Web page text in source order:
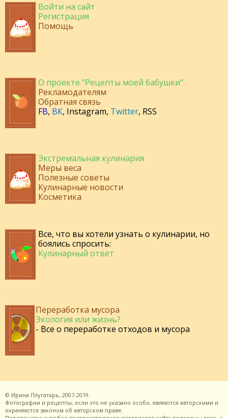
Войти на сайт
Регистрация
Помощь
О проекте "Рецепты моей бабушки"
Рекламодателям
Обратная связь
FB, ВК, Instagram, Twitter, RSS
Экстремальная кулинария
Меры веса
Полезные советы
Кулинарные новости
Косметика
Все, что вы хотели узнать о кулинарии, но
боялись спросить:
Кулинарный ответ
Переработка мусора
Экология или жизнь?
- Все о переработке отходов и мусора
© Ирина Плугатарь, 2007-2019.
Фотографии и рецепты, если это не указано особо, являются авторскими и
охраняются законом об авторском праве.